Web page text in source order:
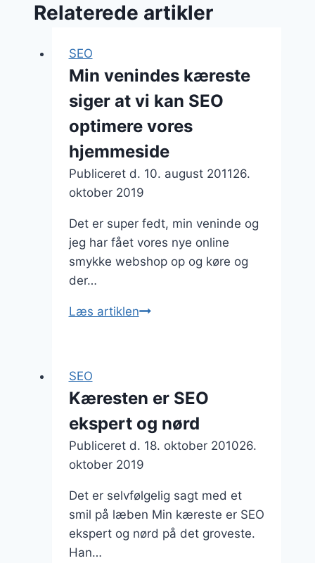
Relaterede artikler
SEO
Min venindes kæreste
siger at vi kan SEO
optimere vores
hjemmeside
Publiceret d. 10. august 201126.
oktober 2019
Det er super fedt, min veninde og
jeg har fået vores nye online
smykke webshop op og køre og
der…
Læs artiklenMin
vi
kan
SEO
optimere
hjemmeside
SEO
Kæresten er SEO
ekspert og nørd
Publiceret d. 18. oktober 201026.
oktober 2019
Det er selvfølgelig sagt med et
smil på læben Min kæreste er SEO
ekspert og nørd på det groveste.
Han…